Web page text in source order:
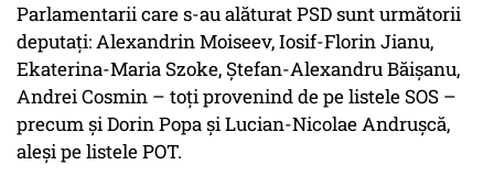
Parlamentarii care s-au alăturat PSD sunt următorii
deputați: Alexandrin Moiseev, Iosif-Florin Jianu,
Ekaterina-Maria Szoke, Ștefan-Alexandru Băișanu,
Andrei Cosmin – toți provenind de pe listele SOS –
precum și Dorin Popa și Lucian-Nicolae Andrușcă,
aleși pe listele POT.